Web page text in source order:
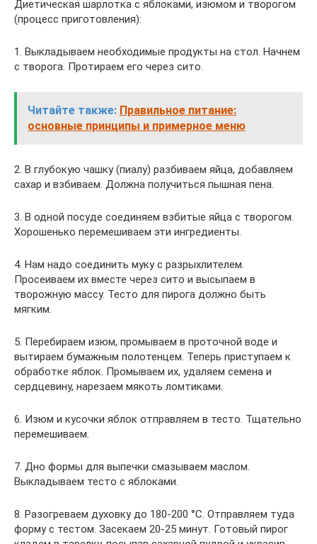
Диетическая шарлотка с яблоками, изюмом и творогом
(процесс приготовления):
1. Выкладываем необходимые продукты на стол. Начнем
с творога. Протираем его через сито.
Читайте также: Правильное питание:
основные принципы и примерное меню
2. В глубокую чашку (пиалу) разбиваем яйца, добавляем
сахар и взбиваем. Должна получиться пышная пена.
3. В одной посуде соединяем взбитые яйца с творогом.
Хорошенько перемешиваем эти ингредиенты.
4. Нам надо соединить муку с разрыхлителем.
Просеиваем их вместе через сито и высыпаем в
творожную массу. Тесто для пирога должно быть
мягким.
5. Перебираем изюм, промываем в проточной воде и
вытираем бумажным полотенцем. Теперь приступаем к
обработке яблок. Промываем их, удаляем семена и
сердцевину, нарезаем мякоть ломтиками.
6. Изюм и кусочки яблок отправляем в тесто. Тщательно
перемешиваем.
7. Дно формы для выпечки смазываем маслом.
Выкладываем тесто с яблоками.
8. Разогреваем духовку до 180-200 °С. Отправляем туда
форму с тестом. Засекаем 20-25 минут. Готовый пирог